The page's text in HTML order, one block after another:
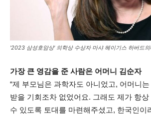
'2023 삼성호암상' 의학상 수상자 마샤 헤이기스 하버드
가장 큰 영감을 준 사람은 어머니 김순자
“제 부모님은 과학자도 아니었고, 어머니
받을 기회조차 없었어요. 그래도 제가 항
수 있도록 토대를 마련해주셨고, 한국인이